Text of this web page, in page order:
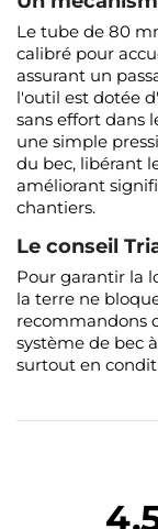
Le tube de 80
calibré pour
assurant un
l'outil est dotée
sans effort dans
une simple
du bec, libérant
améliorant
chantiers.
Le conseil
Pour garantir la
la terre ne
recommandons
système de bec
surtout en